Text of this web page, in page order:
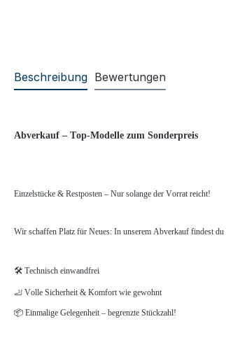
Beschreibung Bewertungen
Abverkauf – Top-Modelle zum Sonderpreis
Einzelstücke & Restposten – Nur solange der Vorrat reicht!
Wir schaffen Platz für Neues: In unserem Abverkauf findest
🛠️ Technisch einwandfrei
🦶 Volle Sicherheit & Komfort wie gewohnt
📦 Einmalige Gelegenheit – begrenzte Stückzahl!